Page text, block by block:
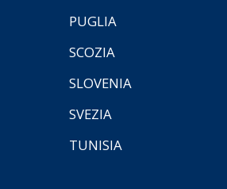
PUGLIA
SCOZIA
SLOVENIA
SVEZIA
TUNISIA